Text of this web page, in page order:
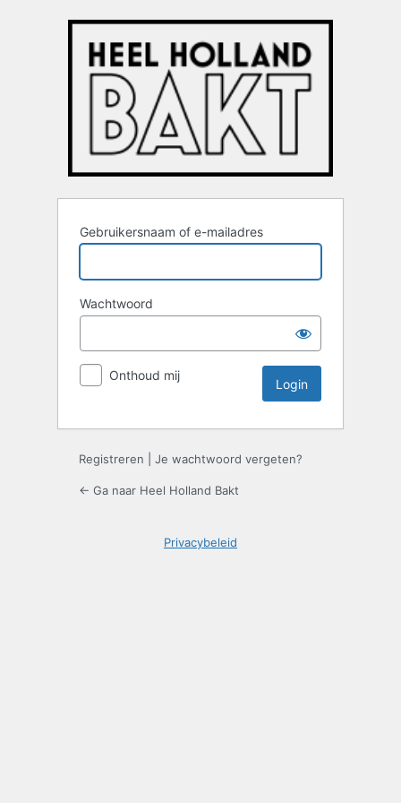
Gebruikersnaam of e-mailadres
Wachtwoord
Onthoud mij
Registreren Je wachtwoord vergeten?
← Ga naar Heel Holland Bakt
Privacybeleid